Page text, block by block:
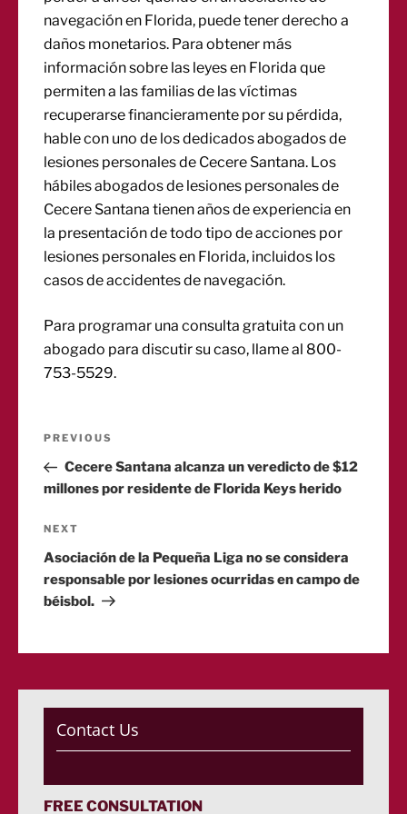
navegación en Florida, puede tener derecho a
daños monetarios. Para obtener más
información sobre las leyes en Florida que
permiten a las familias de las víctimas
recuperarse financieramente por su pérdida,
hable con uno de los dedicados abogados de
lesiones personales de Cecere Santana. Los
hábiles abogados de lesiones personales de
Cecere Santana tienen años de experiencia en
la presentación de todo tipo de acciones por
lesiones personales en Florida, incluidos los
casos de accidentes de navegación.
Para programar una consulta gratuita con un
abogado para discutir su caso, llame al 800-
753-5529.
Post
navigation
Previous
Post
PREVIOUS
Cecere Santana alcanza un veredicto de $12
millones por residente de Florida Keys herido
Next
Post
NEXT
Asociación de la Pequeña Liga no se considera
responsable por lesiones ocurridas en campo de
béisbol.
Contact Us
FREE CONSULTATION